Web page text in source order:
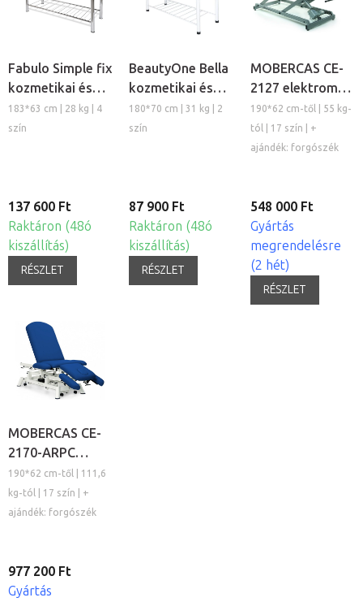
Fabulo Simple fix
kozmetikai és
masszázs
kezelõágy
183*63 cm | 28 kg | 4
szín
137 600 Ft
Raktáron (48ó
kiszállítás)
RÉSZLET
BeautyOne Bella
kozmetikai és
masszázs
kezelőágy
180*70 cm | 31 kg | 2
szín
87 900 Ft
Raktáron (48ó
kiszállítás)
RÉSZLET
MOBERCAS CE-
2127 elektromos
kezelőágy
190*62 cm-től | 55 kg-
tól | 17 szín | +
ajándék: forgószék
548 000 Ft
Gyártás
megrendelésre
(2 hét)
RÉSZLET
MOBERCAS CE-
2170-ARPC
elektromos
kezelőágy
190*62 cm-től | 111,6
kg-tól | 17 szín | +
ajándék: forgószék
977 200 Ft
Gyártás